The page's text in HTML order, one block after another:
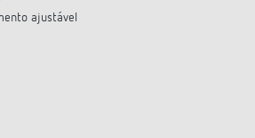
ajustável